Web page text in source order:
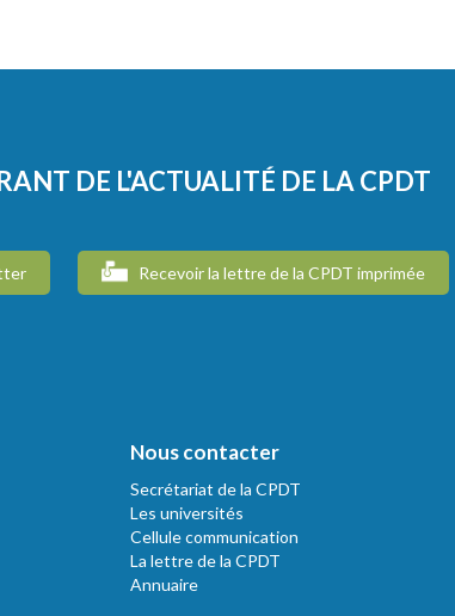
DE L'ACTUALITÉ DE LA CPDT
Recevoir la lettre de la CPDT imprimée
Nous contacter
Secrétariat de la CPDT
Les universités
Cellule communication
La lettre de la CPDT
Annuaire